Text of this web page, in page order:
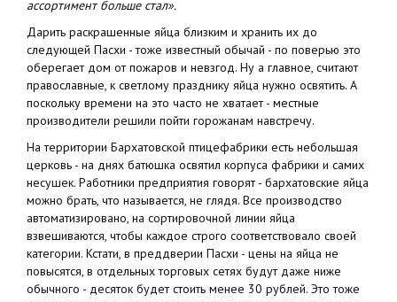
ассортимент больше стал».
Дарить раскрашенные яйца близким и хранить их до
следующей Пасхи - тоже известный обычай - по поверью это
оберегает дом от пожаров и невзгод. Ну а главное, считают
православные, к светлому празднику яйца нужно освятить. А
поскольку времени на это часто не хватает - местные
производители решили пойти горожанам навстречу.
На территории Бархатовской птицефабрики есть небольшая
церковь - на днях батюшка освятил корпуса фабрики и самих
несушек. Работники предприятия говорят - бархатовские яйца
можно брать, что называется, не глядя. Все производство
автоматизировано, на сортировочной линии яйца
взвешиваются, чтобы каждое строго соответствовало своей
категории. Кстати, в преддверии Пасхи - цены на яйца не
повысятся, в отдельных торговых сетях будут даже ниже
обычного - десяток будет стоить менее 30 рублей. Это тоже